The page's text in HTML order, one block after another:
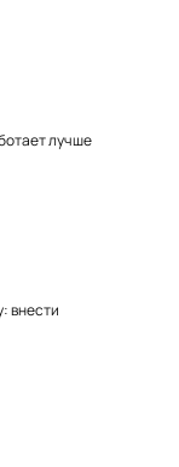
лучше
внести